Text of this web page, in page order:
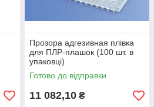
Прозора адгезивная плівка
для ПЛР-плашок (100 шт. в
упаковці)
Готово до відправки
11 082,10 ₴